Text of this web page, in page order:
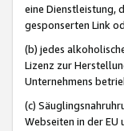
eine Dienstleistung,
gesponserten Link
(b) jedes
Lizenz zur
Unternehmens
(c)
Webseiten in der